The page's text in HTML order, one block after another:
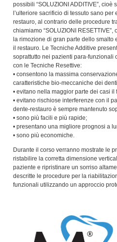
possibili “SOLUZIONI ADDITIVE”,
l’ulteriore sacrificio di tessuto sano per
restauro, al contrario delle procedure
chiamiamo “SOLUZIONI
la rimozione di gran parte dello
il restauro. Le Tecniche Additive
soprattutto nei pazienti para-funzionali
con le Tecniche Resettive:
• consentono la massima
caratteristiche bio-meccaniche dei
• evitano nella maggior parte dei casi
• evitano rischiose interferenze con il
dente-restauro è sempre mantenuto
• sono più facili e più rapide;
• presentano una migliore prognosi a
• sono più economiche.
Durante il corso verranno mostrate le
ristabilire la corretta dimensione
paziente e ripristinare un sorriso
descritte le procedure per la
funzionali utilizzando un approccio